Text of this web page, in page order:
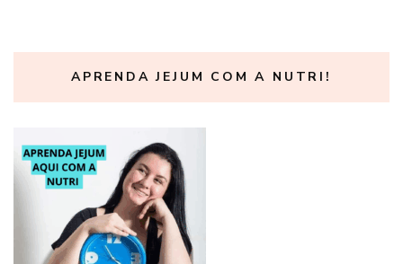
APRENDA JEJUM COM A NUTRI!